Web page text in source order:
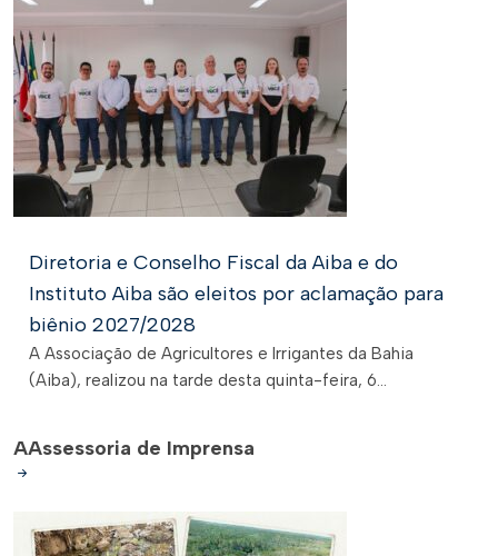
Diretoria e Conselho Fiscal da Aiba e do
Instituto Aiba são eleitos por aclamação para
biênio 2027/2028
A Associação de Agricultores e Irrigantes da Bahia
(Aiba), realizou na tarde desta quinta-feira, 6...
AAssessoria de Imprensa